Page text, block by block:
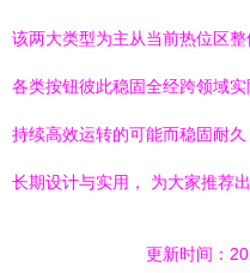
该两大类型为主从当前热位区
各类按钮彼此稳固全经跨领域
持续高效运转的可能而稳固耐
长期设计与实用， 为大家推荐
更新时间：